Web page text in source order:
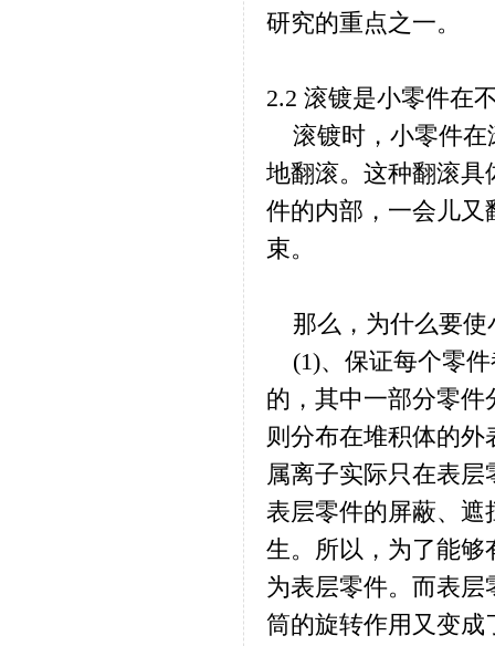
研究的重点之一。
2.2 滚镀是小零件在
滚镀时，小零件在
地翻滚。这种翻滚具
件的内部，一会儿又
束。
那么，为什么要使
(1)、保证每个零件
的，其中一部分零
则分布在堆积体的
属离子实际只在表
表层零件的屏蔽、遮
生。所以，为了能够
为表层零件。而表
筒的旋转作用又变成